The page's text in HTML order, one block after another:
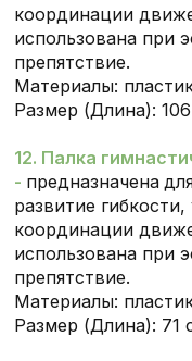
координации
использована при
препятствие.
Материалы:
Размер (Длина):
12. Палка
- предназначена
развитие
координации
использована при
препятствие.
Материалы:
Размер (Длина): 71